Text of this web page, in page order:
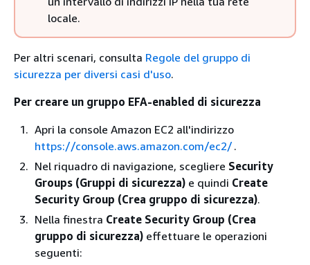
locale.
Per altri scenari, consulta Regole del gruppo di
sicurezza per diversi casi d'uso.
Per creare un gruppo EFA-enabled di sicurezza
Apri la console Amazon EC2 all'indirizzo
https://console.aws.amazon.com/ec2/.
Nel riquadro di navigazione, scegliere Security
Groups (Gruppi di sicurezza) e quindi Create
Security Group (Crea gruppo di sicurezza).
Nella finestra Create Security Group (Crea
gruppo di sicurezza) effettuare le operazioni
seguenti: